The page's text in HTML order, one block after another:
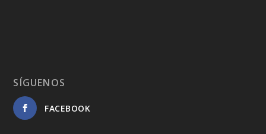
SÍGUENOS
FACEBOOK